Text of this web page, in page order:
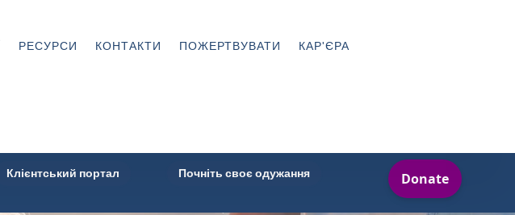
РЕСУРСИ КОНТАКТИ ПОЖЕРТВУВАТИ КАР'ЄРА
Клієнтський портал Почніть своє одужання